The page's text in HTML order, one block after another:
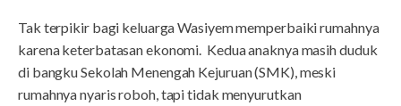
Tak terpikir bagi keluarga Wasiyem memperbaiki rumahnya
karena keterbatasan ekonomi. Kedua anaknya masih duduk
di bangku Sekolah Menengah Kejuruan (SMK), meski
rumahnya nyaris roboh, tapi tidak menyurutkan